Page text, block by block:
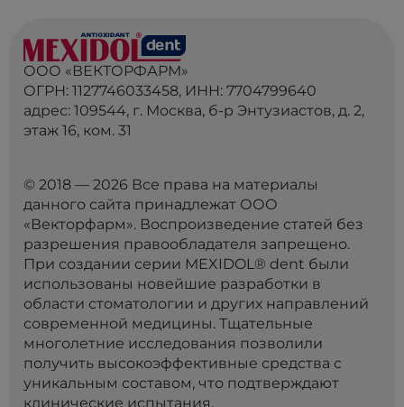
ООО «ВЕКТОРФАРМ»
ОГРН: 1127746033458, ИНН: 7704799640
адрес: 109544, г. Москва, б-р Энтузиастов, д. 2,
этаж 16, ком. 31
© 2018 — 2026 Все права на материалы
данного сайта принадлежат ООО
«Векторфарм». Воспроизведение статей без
разрешения правообладателя запрещено.
При создании серии MEXIDOL® dent были
использованы новейшие разработки в
области стоматологии и других направлений
современной медицины. Тщательные
многолетние исследования позволили
получить высокоэффективные средства с
уникальным составом, что подтверждают
клинические испытания.